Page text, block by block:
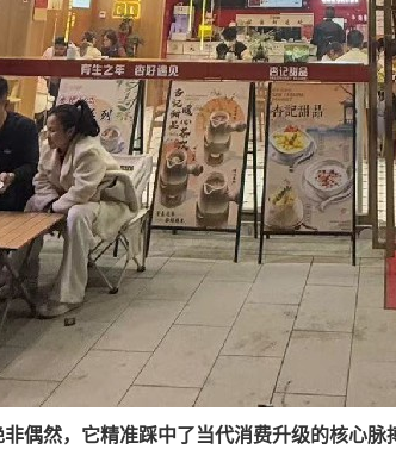
偶然，它精准踩中了当代消费升级的核心脉